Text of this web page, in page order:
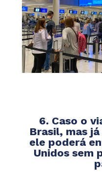
6. Caso o
Brasil, mas
ele poderá
Unidos sem